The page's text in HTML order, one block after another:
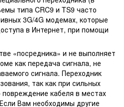
типа CRC9 и TS9 часто
3G/4G модемах, которые
в Интернет, при помощи
«посредника» и не выполняет
как передача сигнала, не
сигнала. Переходник
так как при сильных
кабеля в местах
Вам необходимы другие